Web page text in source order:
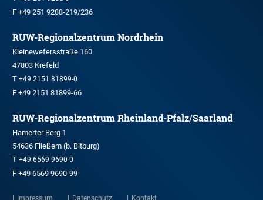
F +49 251 9288-219/236
RUW-Regionalzentrum Nordrhein
Kleinewefersstraße 160
47803 Krefeld
T +49 2151 81899-0
F +49 2151 81899-66
RUW-Regionalzentrum Rheinland-Pfalz/Saarland
Hamerter Berg 1
54636 Fließem (b. Bitburg)
T +49 6569 9690-0
F +49 6569 9690-99
Impressum Datenschutz Kontakt